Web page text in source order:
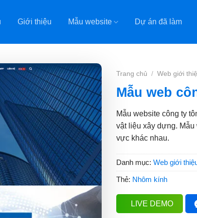
Giới thiệu Mẫu website Dự án đã làm
Trang chủ / Web giới
Mẫu web
Mẫu website công ty
vật liệu xây dựng.
vực khác nhau.
Danh mục: Web giới
Thẻ: Nhôm kính
LIVE DEMO